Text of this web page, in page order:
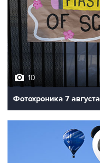
10
Фотохроника 7 августа